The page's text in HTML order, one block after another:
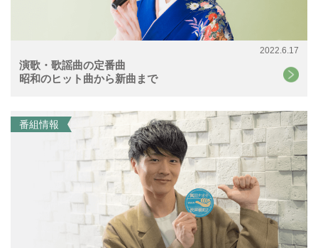
2022.6.17
演歌・歌謡曲の定番曲
昭和のヒット曲から新曲まで
番組情報